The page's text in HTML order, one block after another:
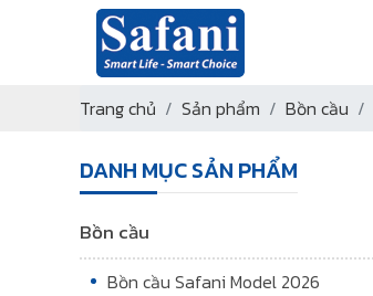
Trang chủ Sản phẩm Bồn cầu
DANH MỤC SẢN PHẨM
Bồn cầu
Bồn cầu Safani Model 2026